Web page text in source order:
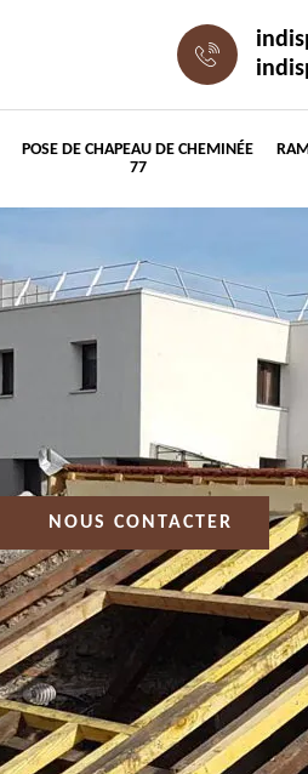
POSE DE CHAPEAU DE CHEMINÉE
77
NOUS CONTACTER